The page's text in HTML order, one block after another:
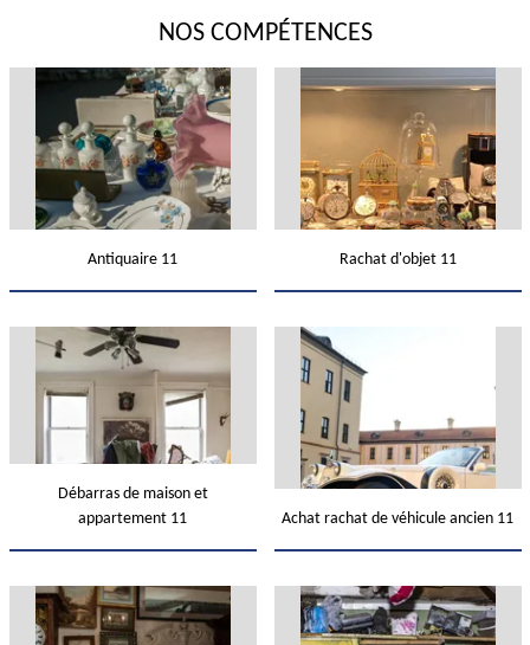
NOS COMPÉTENCES
Antiquaire 11 Rachat d'objet 11
Débarras de maison et
appartement 11
Achat rachat de véhicule ancien 11